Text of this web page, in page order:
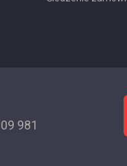
981